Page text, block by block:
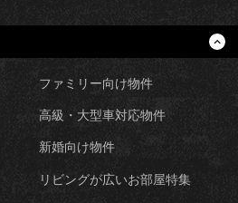
ファミリー向け物件
高級・大型車対応物件
新婚向け物件
リビングが広いお部屋特集